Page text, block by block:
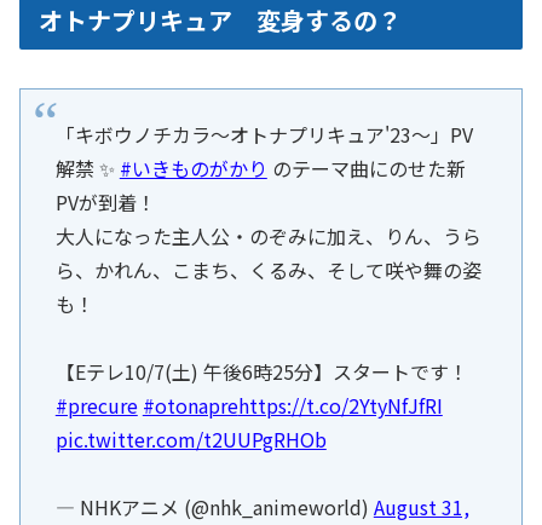
オトナプリキュア 変身するの？
「キボウノチカラ～オトナプリキュア'23～」PV
解禁 ✨ #いきものがかり のテーマ曲にのせた新
PVが到着！
大人になった主人公・のぞみに加え、りん、うら
ら、かれん、こまち、くるみ、そして咲や舞の姿
も！
【Eテレ10/7(土) 午後6時25分】スタートです！
#precure #otonaprehttps://t.co/2YtyNfJfRI
pic.twitter.com/t2UUPgRHOb
— NHKアニメ (@nhk_animeworld) August 31,